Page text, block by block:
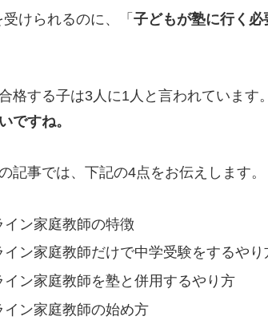
けられるのに、「 子どもが塾に行く必
格する子は3人に1人と言われています。
ですね。
記事では、下記の4点をお伝えします。
イン家庭教師の特徴
イン家庭教師だけで中学受験をするやり
イン家庭教師を塾と併用するやり方
イン家庭教師の始め方